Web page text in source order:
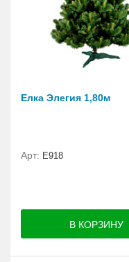
Елка Элегия 1,80м
Арт: E918